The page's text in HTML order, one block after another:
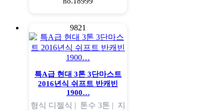
9821
특A급 현대 3톤 3단마스트
2016년식 쉬프트 반캐빈
1900…
형식 디젤식 | 톤수 3톤 | 지